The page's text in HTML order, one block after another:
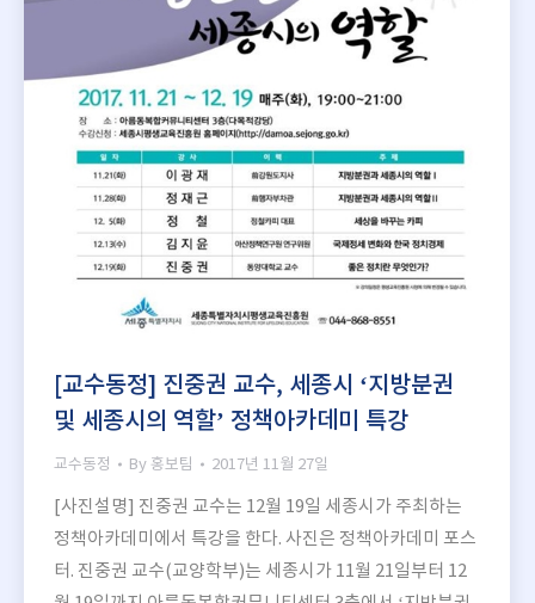
[교수동정] 진중권 교수, 세종시 ‘지방분권
및 세종시의 역할’ 정책아카데미 특강
교수동정 By 홍보팀 2017년 11월 27일
[사진설명] 진중권 교수는 12월 19일 세종시가 주최하는
정책아카데미에서 특강을 한다. 사진은 정책아카데미 포스
터. 진중권 교수(교양학부)는 세종시가 11월 21일부터 12